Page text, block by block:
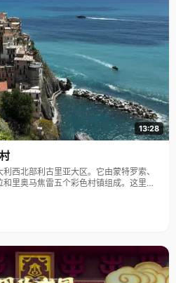
13:28
西北部利古里亚大区。它由蒙特罗索、
里奥马焦雷五个彩色村镇组成。这里依
为世界文化遗产。